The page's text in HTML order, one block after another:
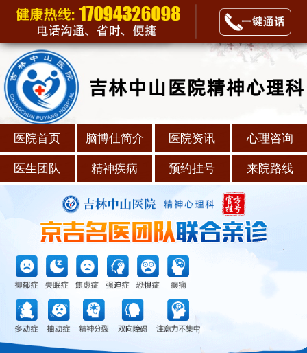
医院首页 脑博仕简介 医院资讯 心理咨询
医生团队 精神疾病 预约挂号 来院路线